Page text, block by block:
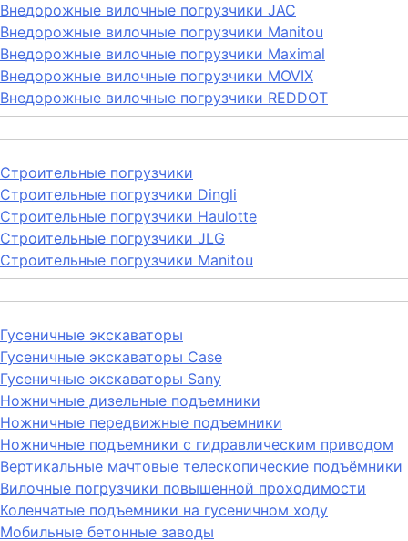
Внедорожные вилочные погрузчики JAC
Внедорожные вилочные погрузчики Manitou
Внедорожные вилочные погрузчики Maximal
Внедорожные вилочные погрузчики MOVIX
Внедорожные вилочные погрузчики REDDOT
Строительные погрузчики
Строительные погрузчики Dingli
Строительные погрузчики Haulotte
Строительные погрузчики JLG
Строительные погрузчики Manitou
Гусеничные экскаваторы
Гусеничные экскаваторы Case
Гусеничные экскаваторы Sany
Ножничные дизельные подъемники
Ножничные передвижные подъемники
Ножничные подъемники с гидравлическим приводом
Вертикальные мачтовые телескопические подъёмники
Вилочные погрузчики повышенной проходимости
Коленчатые подъемники на гусеничном ходу
Мобильные бетонные заводы